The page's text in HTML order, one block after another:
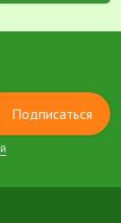
Подписаться